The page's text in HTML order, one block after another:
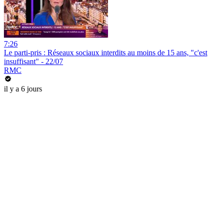
7:26
Le parti-pris : Réseaux sociaux interdits au moins de 15 ans, "c'est
insuffisant" - 22/07
RMC
il y a 6 jours